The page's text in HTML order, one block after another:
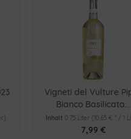
Vigneti del Vulture
Bianco Basilicata...
Inhalt 0.75 Liter (10,65 € * / 1
7,99 €